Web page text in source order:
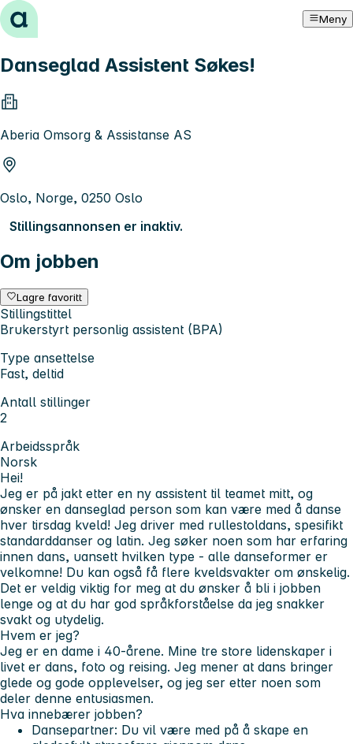
Hopp til innhold Meny
Danseglad Assistent Søkes!
Aberia Omsorg & Assistanse AS
Oslo, Norge, 0250 Oslo
Stillingsannonsen er inaktiv.
Om jobben
Lagre favoritt
Stillingstittel
Brukerstyrt personlig assistent (BPA)
Type ansettelse
Fast, deltid
Antall stillinger
2
Arbeidsspråk
Norsk
Hei!
Jeg er på jakt etter en ny assistent til teamet mitt, og
ønsker en danseglad person som kan være med å danse
hver tirsdag kveld! Jeg driver med rullestoldans, spesifikt
standarddanser og latin. Jeg søker noen som har erfaring
innen dans, uansett hvilken type - alle danseformer er
velkomne! Du kan også få flere kveldsvakter om ønskelig.
Det er veldig viktig for meg at du ønsker å bli i jobben
lenge og at du har god språkforståelse da jeg snakker
svakt og utydelig.
Hvem er jeg?
Jeg er en dame i 40-årene. Mine tre store lidenskaper i
livet er dans, foto og reising. Jeg mener at dans bringer
glede og gode opplevelser, og jeg ser etter noen som
deler denne entusiasmen.
Hva innebærer jobben?
Dansepartner: Du vil være med på å skape en